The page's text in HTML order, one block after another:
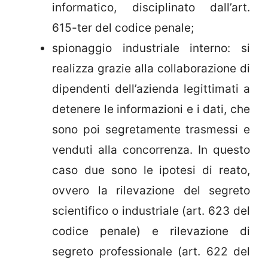
informatico, disciplinato dall’art.
615-ter del codice penale;
spionaggio industriale interno: si
realizza grazie alla collaborazione di
dipendenti dell’azienda legittimati a
detenere le informazioni e i dati, che
sono poi segretamente trasmessi e
venduti alla concorrenza. In questo
caso due sono le ipotesi di reato,
ovvero la rilevazione del segreto
scientifico o industriale (art. 623 del
codice penale) e rilevazione di
segreto professionale (art. 622 del